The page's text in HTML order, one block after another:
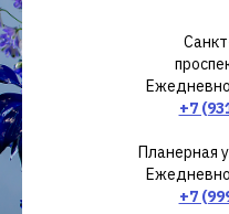
+7
Планерная
+7